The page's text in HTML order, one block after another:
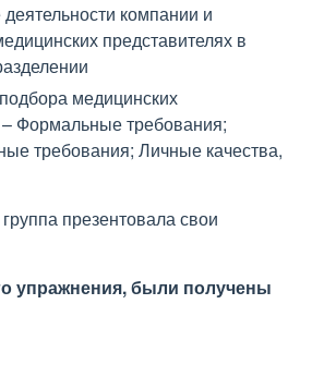
компании и
представителях в
медицинских
– Формальные требования;
требования; Личные качества,
презентовала свои
упражнения, были получены